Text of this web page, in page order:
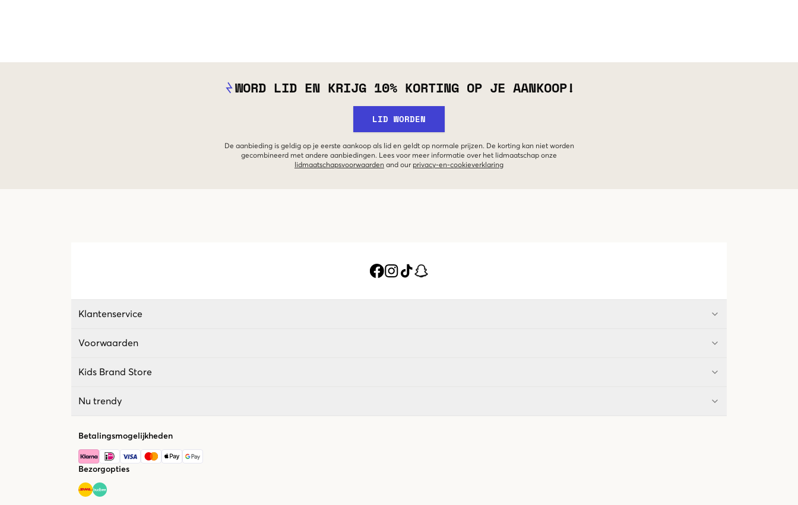
WORD LID EN KRIJG 10% KORTING OP JE AANKOOP!
LID WORDEN
De aanbieding is geldig op je eerste aankoop als lid en geldt op normale prijzen. De korting kan niet worden
gecombineerd met andere aanbiedingen. Lees voor meer informatie over het lidmaatschap onze
lidmaatschapsvoorwaarden and our privacy-en-cookieverklaring
Klantenservice
Voorwaarden
Kids Brand Store
Nu trendy
Betalingsmogelijkheden
Bezorgopties